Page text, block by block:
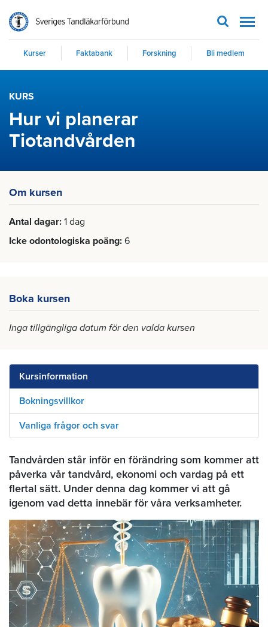
Kurser Faktabank Forskning Bli medlem
KURS
Hur vi planerar
Tiotandvården
Om kursen
Antal dagar 1 dag
Icke odontologiska poäng 6
Boka kursen
Inga tillgängliga datum för den valda kursen
Kursinformation
Bokningsvillkor
Vanliga frågor och svar
Tandvården står inför en förändring som kommer att
påverka vår tandvård, ekonomi och vardag på ett
flertal sätt. Under denna dag kommer vi att gå
igenom vad detta innebär för våra verksamheter.